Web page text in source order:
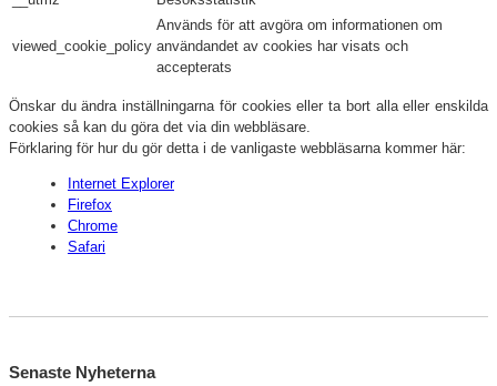
viewed_cookie_policy
Används för att avgöra om informationen om
användandet av cookies har visats och
accepterats
Önskar du ändra inställningarna för cookies eller ta bort alla eller enskilda
cookies så kan du göra det via din webbläsare.
Förklaring för hur du gör detta i de vanligaste webbläsarna kommer här:
Internet Explorer
Firefox
Chrome
Safari
Senaste Nyheterna